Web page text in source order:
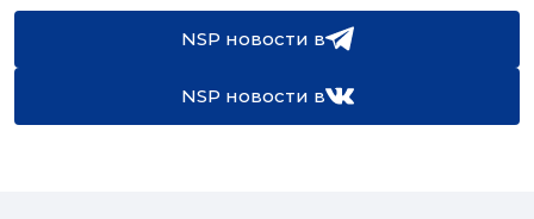
NSP новости в
NSP новости в